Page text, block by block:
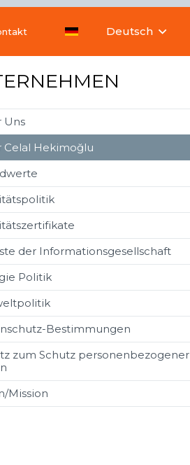
Deutsch
Uns
Celal Hekimoğlu
der Informationsgesellschaft
Politik
Bestimmungen
zum Schutz personenbezogener
Mission